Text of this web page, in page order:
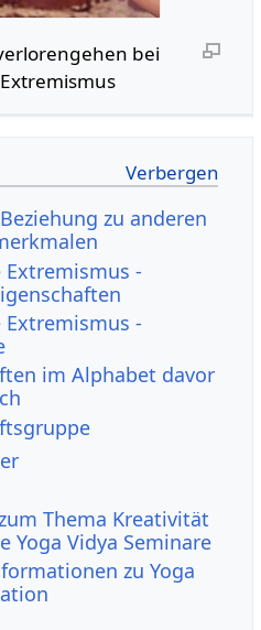
bei
zu anderen
Extremismus -
-
im Alphabet davor
Thema Kreativität
Yoga Vidya Seminare
zu Yoga